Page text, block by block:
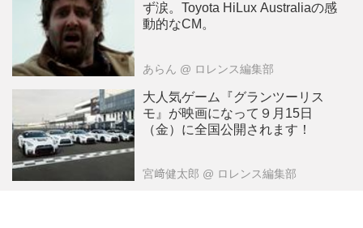
ず涙。Toyota HiLux Australiaの感
動的なCM。
あらん @ ロレンス編集部
大人気ゲーム『グランツーリス
モ』が映画になって９月15日
（金）に全国公開されます！
宮﨑健太郎 @ ロレンス編集部